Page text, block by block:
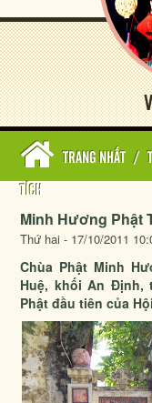
TRANG NHẤT /
TÍCH
Minh Hương Phật
Thứ hai - 17/10/2011
Chùa Phật Minh
Huệ, khối An Định,
Phật đầu tiên của